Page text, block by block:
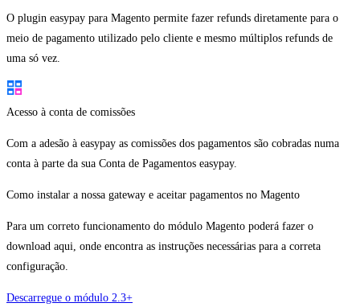
O plugin easypay para Magento permite fazer refunds diretamente para o
meio de pagamento utilizado pelo cliente e mesmo múltiplos refunds de
uma só vez.
Acesso à conta de comissões
Com a adesão à easypay as comissões dos pagamentos são cobradas numa
conta à parte da sua Conta de Pagamentos easypay.
Como instalar a nossa gateway e aceitar pagamentos no Magento
Para um correto funcionamento do módulo Magento poderá fazer o
download aqui, onde encontra as instruções necessárias para a correta
configuração.
Descarregue o módulo 2.3+